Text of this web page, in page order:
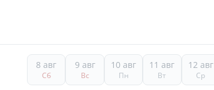
8 авг
Сб
9 авг
Вс
10 авг
Пн
11 авг
Вт
12 авг
Ср